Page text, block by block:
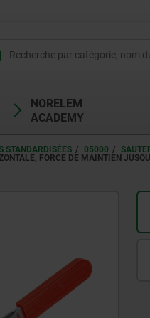
NORELEM
ACADEMY
STANDARDISÉES 05000
FORCE DE MAINTIEN